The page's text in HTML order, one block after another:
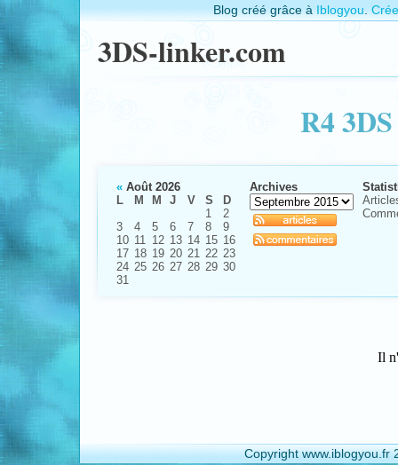
Blog créé grâce à Iblogyou
3DS-linker.com
R4
« Août 2026
L
M M J V S
D
1
2
3
4 5 6 7 8
9
10 11 12 13 14 15 16
17 18 19 20 21 22 23
24 25 26 27 28 29 30
31
Archives
Il
Copyright www.iblogyou.fr